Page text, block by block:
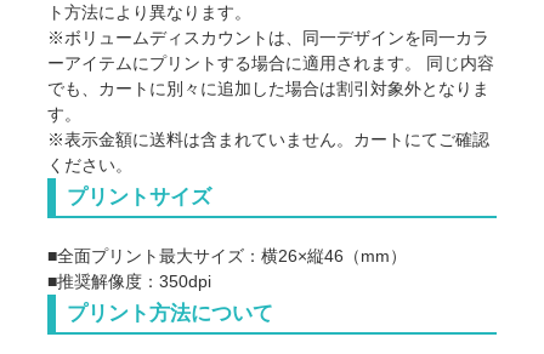
ト方法により異なります。
※ボリュームディスカウントは、同一デザインを同一カラ
ーアイテムにプリントする場合に適用されます。 同じ内容
でも、カートに別々に追加した場合は割引対象外となりま
す。
※表示金額に送料は含まれていません。カートにてご確認
ください。
※オプション追加料金：・ナスカン +22円（税込／1個あ
たり）
点数 アイテム代
1 121
プリントサイズ
■全面プリント最大サイズ：横26×縦46（mm）
■推奨解像度：350dpi
プリント方法について